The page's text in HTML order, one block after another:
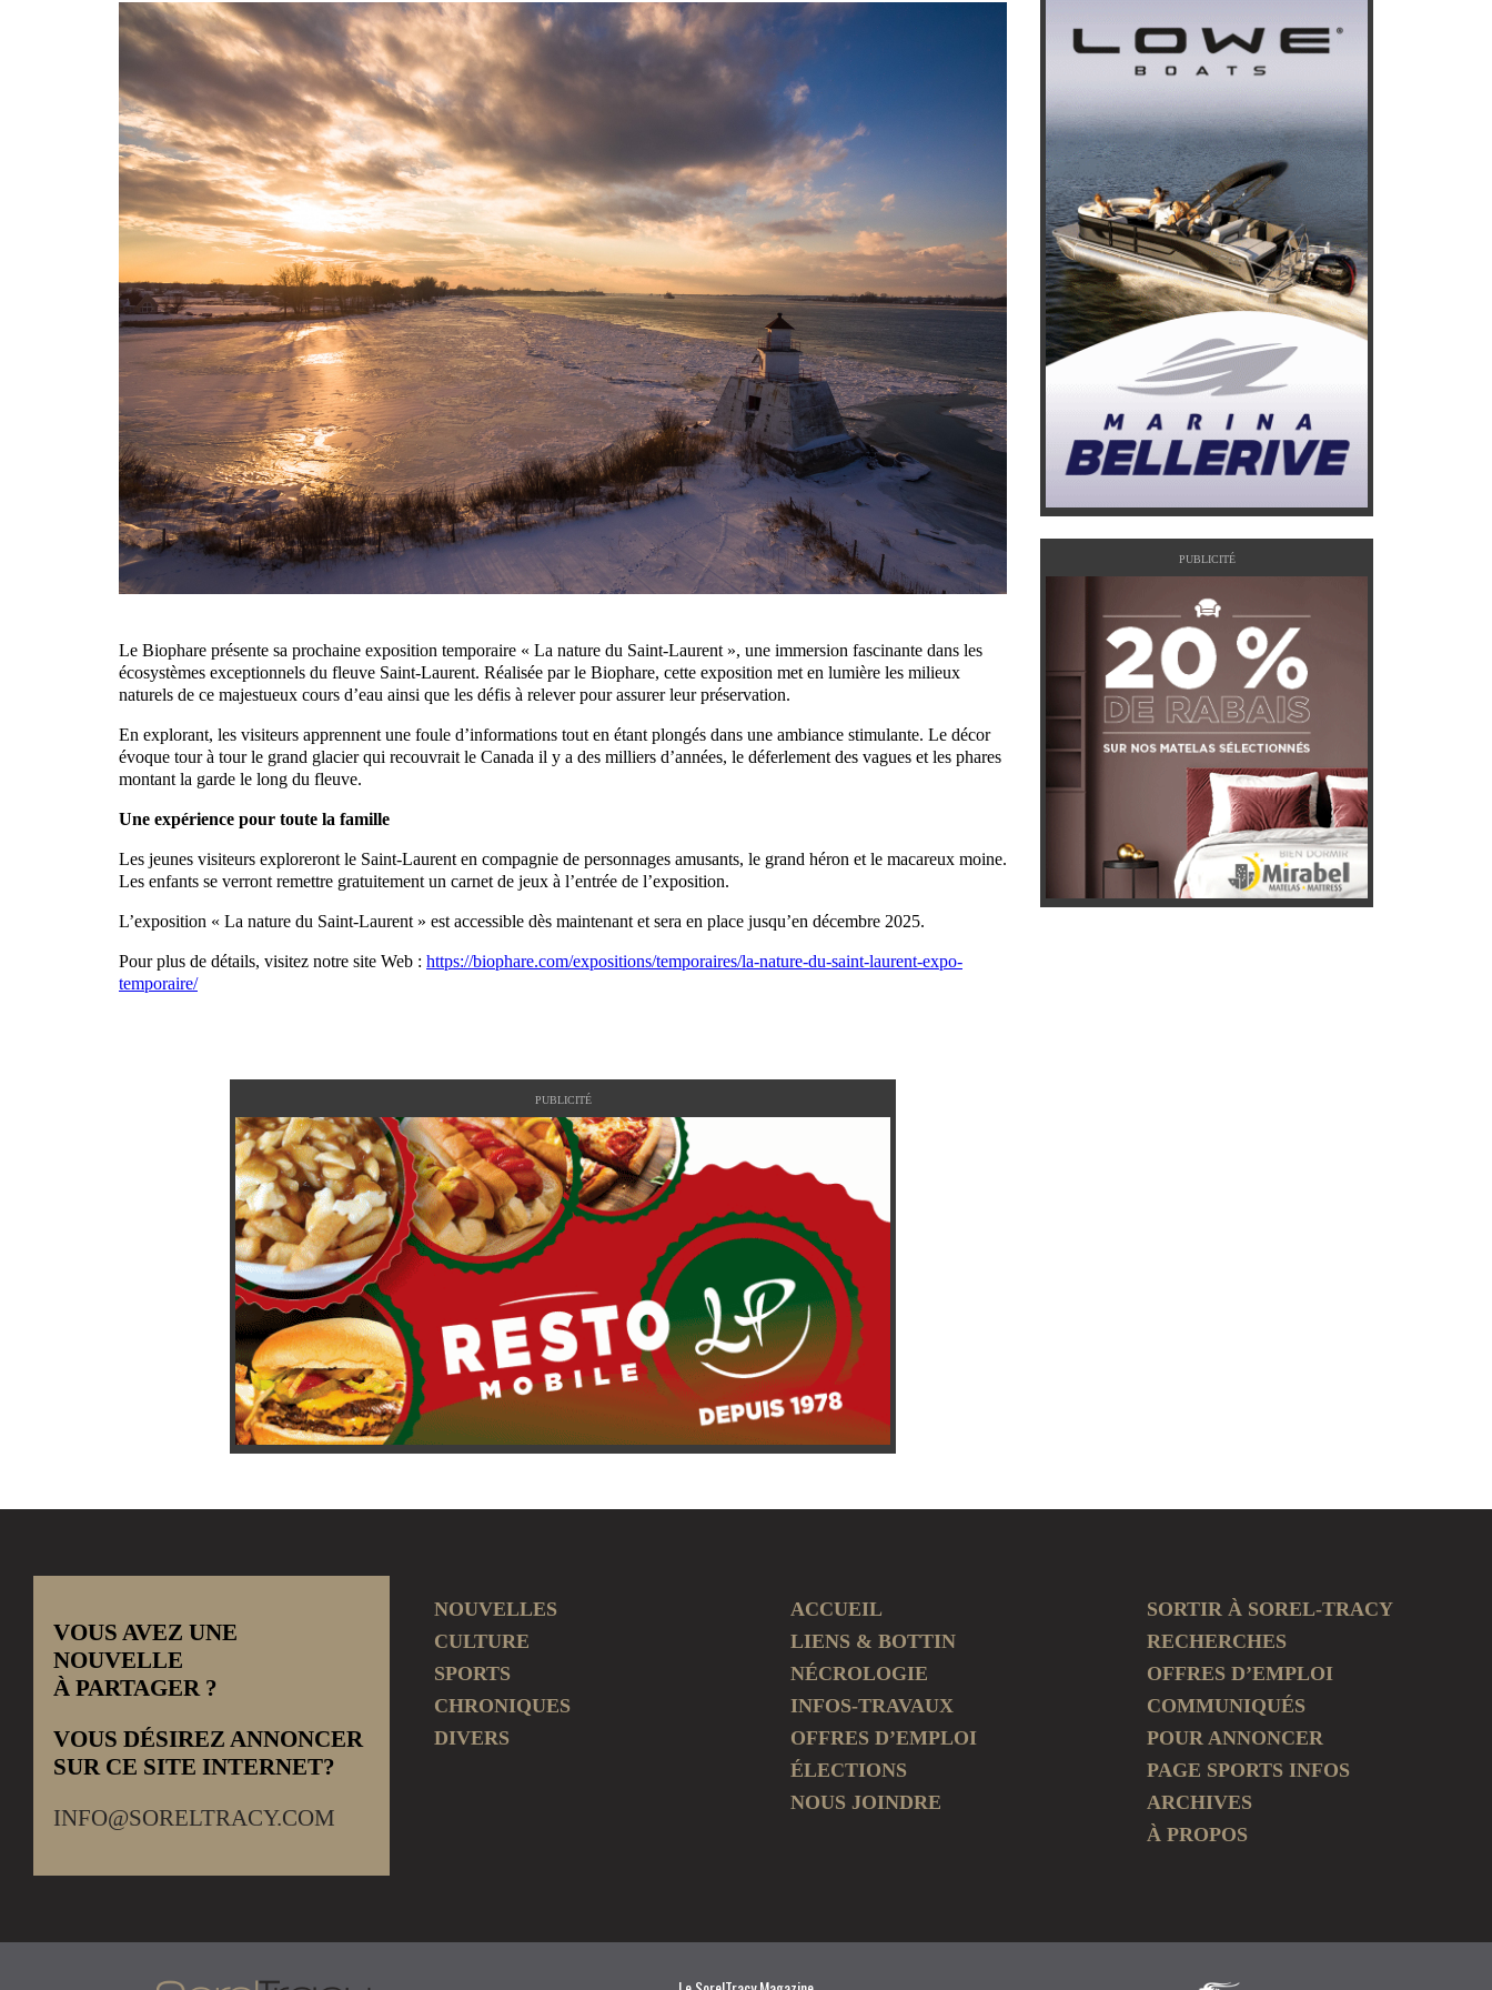
Le Biophare présente sa prochaine exposition temporaire « La nature du Saint-Laurent », une immersion fascinante dans les
écosystèmes exceptionnels du fleuve Saint-Laurent. Réalisée par le Biophare, cette exposition met en lumière les milieux
naturels de ce majestueux cours d’eau ainsi que les défis à relever pour assurer leur préservation.
En explorant, les visiteurs apprennent une foule d’informations tout en étant plongés dans une ambiance stimulante. Le décor
évoque tour à tour le grand glacier qui recouvrait le Canada il y a des milliers d’années, le déferlement des vagues et les phares
montant la garde le long du fleuve.
Une expérience pour toute la famille
Les jeunes visiteurs exploreront le Saint-Laurent en compagnie de personnages amusants, le grand héron et le macareux moine.
Les enfants se verront remettre gratuitement un carnet de jeux à l’entrée de l’exposition.
L’exposition « La nature du Saint-Laurent » est accessible dès maintenant et sera en place jusqu’en décembre 2025.
Pour plus de détails, visitez notre site Web : https://biophare.com/expositions/temporaires/la-nature-du-saint-laurent-expo-
temporaire/
PUBLICITÉ
PUBLICITÉ
VOUS AVEZ UNE
NOUVELLE
À PARTAGER ?
VOUS DÉSIREZ ANNONCER
SUR CE SITE INTERNET?
INFO@SORELTRACY.COM
NOUVELLES
CULTURE
SPORTS
CHRONIQUES
DIVERS
ACCUEIL
LIENS & BOTTIN
NÉCROLOGIE
INFOS-TRAVAUX
OFFRES D’EMPLOI
ÉLECTIONS
NOUS JOINDRE
SORTIR À SOREL-TRACY
RECHERCHES
OFFRES D’EMPLOI
COMMUNIQUÉS
POUR ANNONCER
PAGE SPORTS INFOS
ARCHIVES
À PROPOS